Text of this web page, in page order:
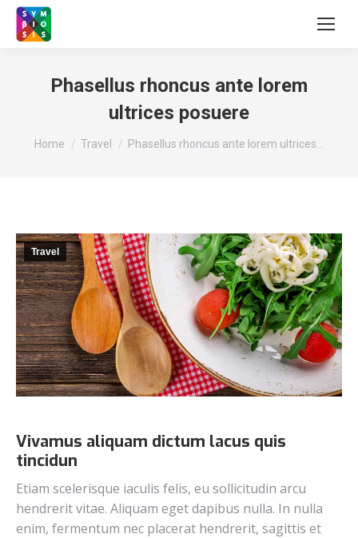
Phasellus rhoncus ante lorem
ultrices posuere
You are here:
Home Travel Phasellus rhoncus ante lorem ultrices…
Travel
Vivamus aliquam dictum lacus quis
tincidun
Etiam scelerisque iaculis felis, eu sollicitudin arcu
hendrerit vitae. Aliquam eget dapibus nulla. In nulla
enim, fermentum nec placerat hendrerit, sagittis et